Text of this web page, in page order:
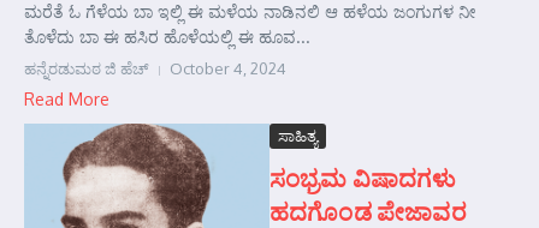
ಮರೆತೆ ಓ ಗೆಳೆಯ ಬಾ ಇಲ್ಲಿ ಈ ಮಳೆಯ ನಾಡಿನಲಿ ಆ ಹಳೆಯ ಜಂಗುಗಳ ನೀ
ತೊಳೆದು ಬಾ ಈ ಹಸಿರ ಹೊಳೆಯಲ್ಲಿ ಈ ಹೂವ...
ಹನ್ನೆರಡುಮಠ ಜಿ ಹೆಚ್ October 4, 2024
Read More
ಸಾಹಿತ್ಯ
ಸಂಭ್ರಮ ವಿಷಾದಗಳು
ಹದಗೊಂಡ ಪೇಜಾವರ